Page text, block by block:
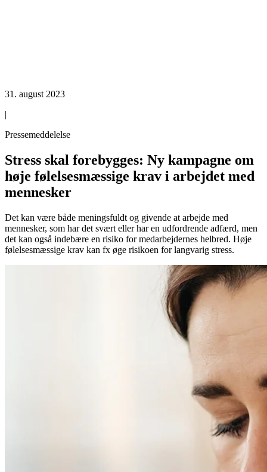
31. august 2023
|
Pressemeddelelse
Stress skal forebygges: Ny kampagne om
høje følelsesmæssige krav i arbejdet med
mennesker
Det kan være både meningsfuldt og givende at arbejde med
mennesker, som har det svært eller har en udfordrende adfærd, men
det kan også indebære en risiko for medarbejdernes helbred. Høje
følelsesmæssige krav kan fx øge risikoen for langvarig stress.